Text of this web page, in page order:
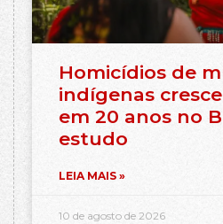
Homicídios de
indígenas
em 20 anos no
estudo
LEIA MAIS »
10 de agosto de 2026